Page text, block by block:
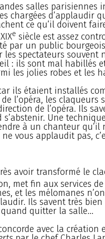
salles parisiennes
chargées d’applaudir
ce qu’il doivent
e siècle est assez
par un public
les spectateurs souvent
: ils sont mal habillés
les jolies robes et les
ils étaient installés
l’opéra, les claqueurs
de l’opéra. Ils
Une
à un chanteur qu’il
vous applaudit pas,
avoir transformé le
met fin aux services de
et les mélomanes
Ils savent très
quitter la salle...
avec la création